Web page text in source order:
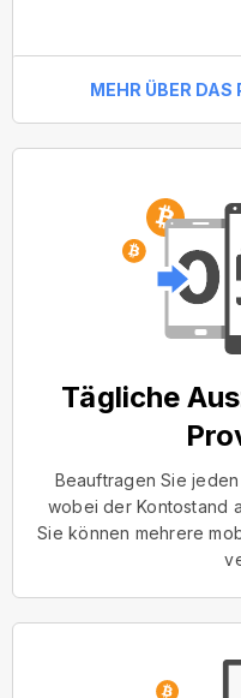
MEHR ÜBER
Tägliche
Beauftragen Sie jeden
wobei der Kontostand
Sie können mehrere